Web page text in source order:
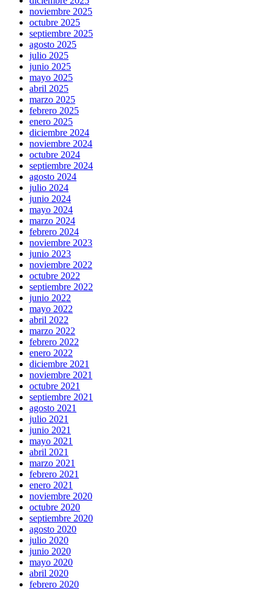
noviembre 2025
octubre 2025
septiembre 2025
agosto 2025
julio 2025
junio 2025
mayo 2025
abril 2025
marzo 2025
febrero 2025
enero 2025
diciembre 2024
noviembre 2024
octubre 2024
septiembre 2024
agosto 2024
julio 2024
junio 2024
mayo 2024
marzo 2024
febrero 2024
noviembre 2023
junio 2023
noviembre 2022
octubre 2022
septiembre 2022
junio 2022
mayo 2022
abril 2022
marzo 2022
febrero 2022
enero 2022
diciembre 2021
noviembre 2021
octubre 2021
septiembre 2021
agosto 2021
julio 2021
junio 2021
mayo 2021
abril 2021
marzo 2021
febrero 2021
enero 2021
noviembre 2020
octubre 2020
septiembre 2020
agosto 2020
julio 2020
junio 2020
mayo 2020
abril 2020
febrero 2020